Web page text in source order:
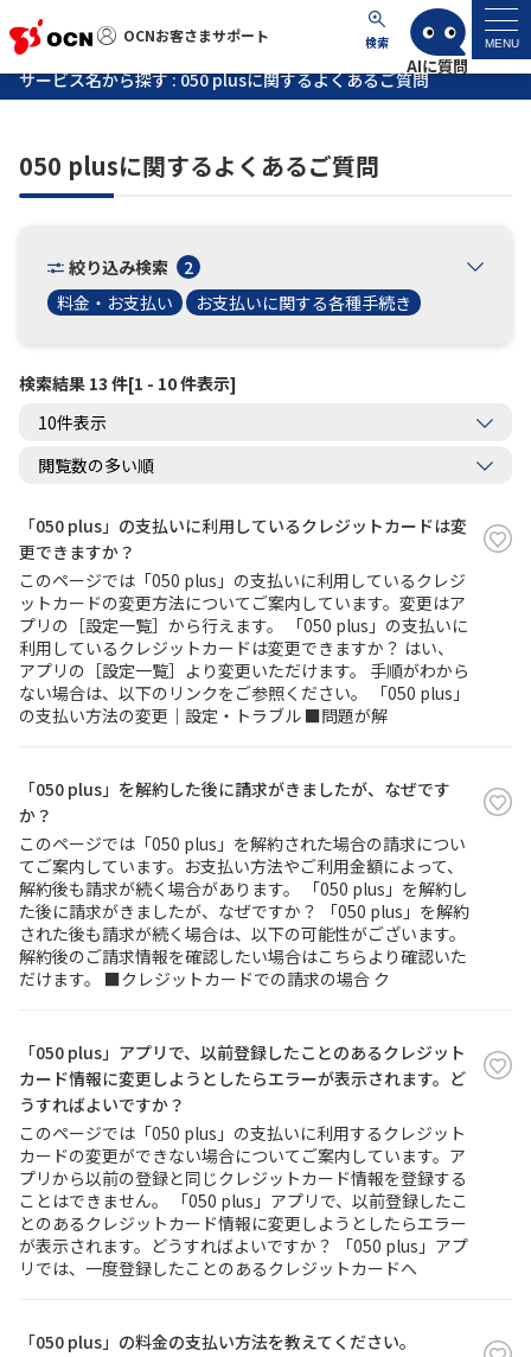
OCNお客さまサポート 検索 MENU
OCNお客さまサポート
マイページ
サポートトップ
サービス名から探す
よくあるご質問
工事・故障情報
各種ダウンロード
お問い合わせ
履歴・お気に入り
お知らせ サポートサイトの使い方
NTTドコモビジネスのお客さ
工事・故障情報通知
OCN サービス一覧
サービス名から探す : 050 plusに関するよくあるご質問
050 plusに関するよくあるご質問
絞り込み検索
2
料金・お支払い
お支払いに関する各種手続き
検索結果 13 件[1 - 10 件表示]
「050 plus」の支払いに利用しているクレジットカードは変
更できますか？
このページでは「050 plus」の支払いに利用しているクレジ
ットカードの変更方法についてご案内しています。変更はア
プリの［設定一覧］から行えます。 「050 plus」の支払いに
利用しているクレジットカードは変更できますか？ はい、
アプリの［設定一覧］より変更いただけます。 手順がわから
ない場合は、以下のリンクをご参照ください。 「050 plus」
の支払い方法の変更｜設定・トラブル ■問題が解
「050 plus」を解約した後に請求がきましたが、なぜです
か？
このページでは「050 plus」を解約された場合の請求につい
てご案内しています。お支払い方法やご利用金額によって、
解約後も請求が続く場合があります。 「050 plus」を解約し
た後に請求がきましたが、なぜですか？ 「050 plus」を解約
された後も請求が続く場合は、以下の可能性がございます。
解約後のご請求情報を確認したい場合はこちらより確認いた
だけます。 ■クレジットカードでの請求の場合 ク
「050 plus」アプリで、以前登録したことのあるクレジット
カード情報に変更しようとしたらエラーが表示されます。ど
うすればよいですか？
このページでは「050 plus」の支払いに利用するクレジット
カードの変更ができない場合についてご案内しています。ア
プリから以前の登録と同じクレジットカード情報を登録する
ことはできません。 「050 plus」アプリで、以前登録したこ
とのあるクレジットカード情報に変更しようとしたらエラー
が表示されます。どうすればよいですか？ 「050 plus」アプ
リでは、一度登録したことのあるクレジットカードへ
「050 plus」の料金の支払い方法を教えてください。